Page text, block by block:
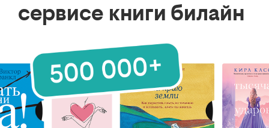
сервисе книги билайн